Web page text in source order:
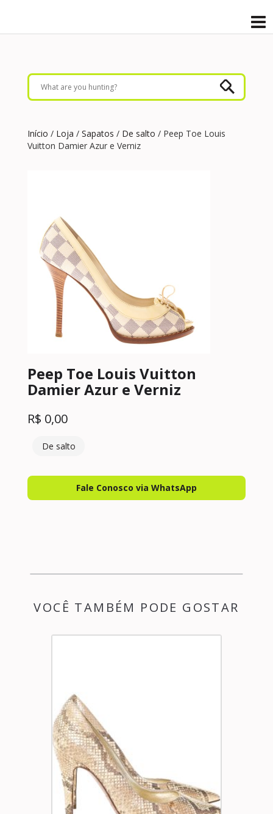
Início / Loja / Sapatos / De salto / Peep Toe Louis
Vuitton Damier Azur e Verniz
Peep Toe Louis Vuitton
Damier Azur e Verniz
R$ 0,00
De salto
Fale Conosco via WhatsApp
VOCÊ TAMBÉM PODE GOSTAR